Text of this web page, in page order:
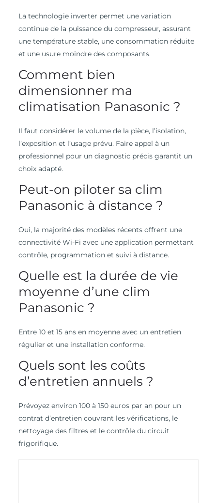
La technologie inverter permet une variation
continue de la puissance du compresseur, assurant
une température stable, une consommation réduite
et une usure moindre des composants.
Comment bien
dimensionner ma
climatisation Panasonic ?
Il faut considérer le volume de la pièce, l’isolation,
l’exposition et l’usage prévu. Faire appel à un
professionnel pour un diagnostic précis garantit un
choix adapté.
Peut-on piloter sa clim
Panasonic à distance ?
Oui, la majorité des modèles récents offrent une
connectivité Wi-Fi avec une application permettant
contrôle, programmation et suivi à distance.
Quelle est la durée de vie
moyenne d’une clim
Panasonic ?
Entre 10 et 15 ans en moyenne avec un entretien
régulier et une installation conforme.
Quels sont les coûts
d’entretien annuels ?
Prévoyez environ 100 à 150 euros par an pour un
contrat d’entretien couvrant les vérifications, le
nettoyage des filtres et le contrôle du circuit
frigorifique.